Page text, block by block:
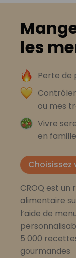
les
Perte de
ou mes
Vivre
en
Choisissez
CROQ est un
alimentaire
l’aide de
5 000
gourmandes